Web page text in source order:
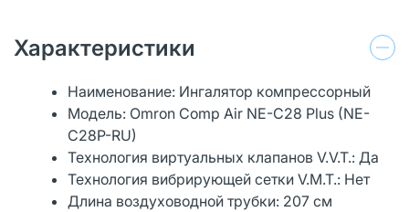
Характеристики
Наименование: Ингалятор компрессорный
Модель: Omron Comp Air NE-C28 Plus (NE-
C28P-RU)
Технология виртуальных клапанов V.V.T.: Да
Технология вибрирующей сетки V.M.T.: Нет
Длина воздуховодной трубки: 207 см